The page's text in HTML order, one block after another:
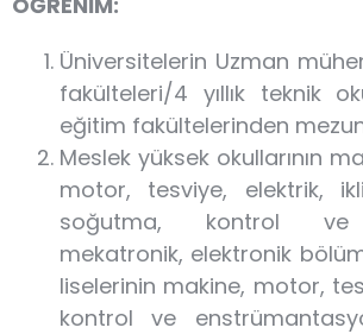
Üniversitelerin Uzman
fakülteleri/4 yıllık teknik
eğitim fakültelerinden
Meslek yüksek okullarının
motor, tesviye, elektrik,
soğutma, kontrol ve
mekatronik, elektronik
liselerinin makine, motor,
kontrol ve